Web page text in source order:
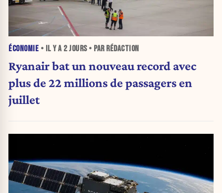
ÉCONOMIE • IL Y A 2 JOURS• PAR RÉDACTION
Ryanair bat un nouveau record avec
plus de 22 millions de passagers en
juillet